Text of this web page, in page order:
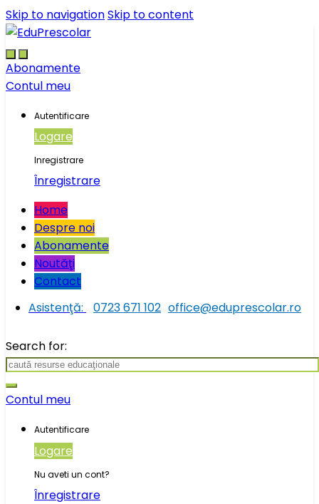
Skip to navigationSkip to content
Abonamente
Contul meu
Autentificare
Logare
Inregistrare
Înregistrare
Home
Despre noi
Abonamente
Noutăţi
Contact
Asistenţă:
0723 671 102 office@eduprescolar.ro
Search for:
Contul meu
Autentificare
Logare
Nu aveti un cont?
Înregistrare